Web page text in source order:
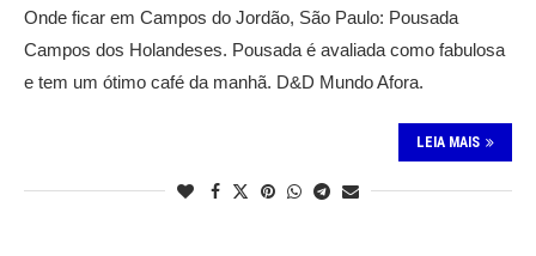
Onde ficar em Campos do Jordão, São Paulo: Pousada
Campos dos Holandeses. Pousada é avaliada como fabulosa
e tem um ótimo café da manhã. D&D Mundo Afora.
LEIA MAIS